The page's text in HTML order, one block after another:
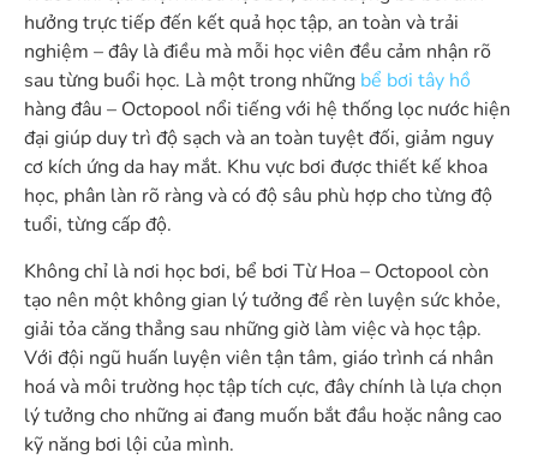
hưởng trực tiếp đến kết quả học tập, an toàn và trải
nghiệm – đây là điều mà mỗi học viên đều cảm nhận rõ
sau từng buổi học. Là một trong những bể bơi tây hồ
hàng đâu – Octopool nổi tiếng với hệ thống lọc nước hiện
đại giúp duy trì độ sạch và an toàn tuyệt đối, giảm nguy
cơ kích ứng da hay mắt. Khu vực bơi được thiết kế khoa
học, phân làn rõ ràng và có độ sâu phù hợp cho từng độ
tuổi, từng cấp độ.
Không chỉ là nơi học bơi, bể bơi Từ Hoa – Octopool còn
tạo nên một không gian lý tưởng để rèn luyện sức khỏe,
giải tỏa căng thẳng sau những giờ làm việc và học tập.
Với đội ngũ huấn luyện viên tận tâm, giáo trình cá nhân
hoá và môi trường học tập tích cực, đây chính là lựa chọn
lý tưởng cho những ai đang muốn bắt đầu hoặc nâng cao
kỹ năng bơi lội của mình.